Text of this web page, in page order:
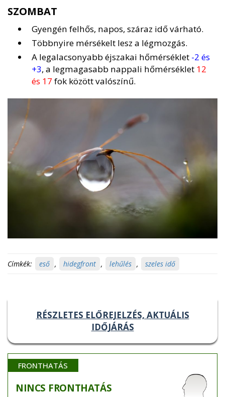
SZOMBAT
Gyengén felhős, napos, száraz idő várható.
Többnyire mérsékelt lesz a légmozgás.
A legalacsonyabb éjszakai hőmérséklet -2 és
+3, a legmagasabb nappali hőmérséklet 12
és 17 fok között valószínű.
Címkék: eső , hidegfront , lehűlés , szeles idő
RÉSZLETES ELŐREJELZÉS, AKTUÁLIS
IDŐJÁRÁS
FRONTHATÁS
NINCS FRONTHATÁS